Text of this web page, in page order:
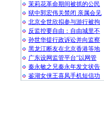
茉莉花革命期间被抓的公民
狱中郭宏伟关禁闭 亲属会见
北京全世欣拟参与游行被拘
反监控要自由：自由城里不
孙世华提行政诉讼并向监察
黑龙江断友在北京香港等地
广东设网监管平台“以网管
秦永敏之兄秦永年发文状告
鉴湖女侠王喜凤手机短信功